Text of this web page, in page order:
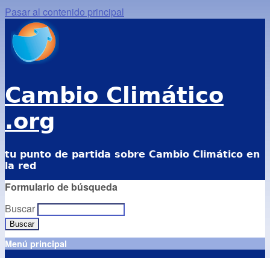
Pasar al contenido principal
Cambio Climático
.org
tu punto de partida sobre Cambio Climático en
la red
Formulario de búsqueda
Buscar
Menú principal